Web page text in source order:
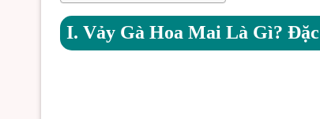
I. Vảy Gà Hoa Mai Là Gì?